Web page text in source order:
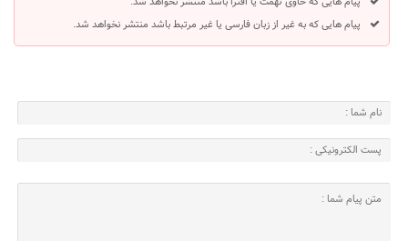
پیام هایی که به غیر از زبان فارسی یا غیر مرتبط باشد منتشر نخواهد شد.